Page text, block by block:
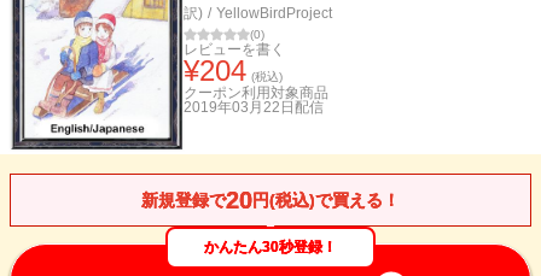
訳) / YellowBirdProject
(0)
レビューを書く
¥204 (税込)
クーポン利用対象商品
2019年03月22日 配信
新規登録で20円(税込)で買える！
かんたん30秒登録！